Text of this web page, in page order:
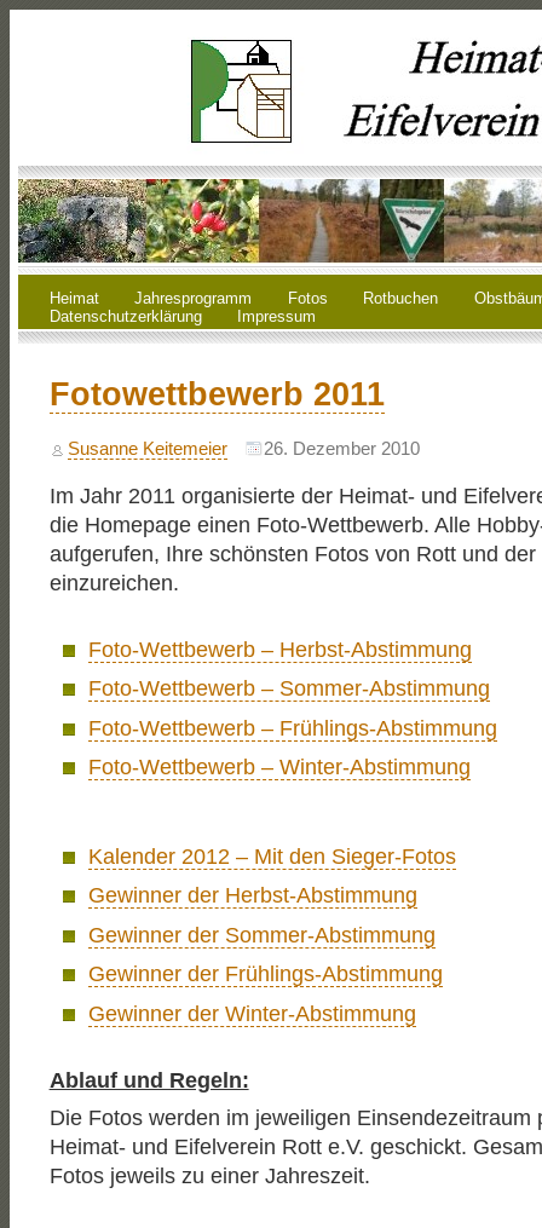
Heimat Jahresprogramm Fotos Rotbuchen
Datenschutzerklärung
Impressum
Fotowettbewerb 2011
Susanne Keitemeier 26. Dezember 2010
Im Jahr 2011 organisierte der Heimat- und
die Homepage einen Foto-Wettbewerb. Alle
aufgerufen, Ihre schönsten Fotos von Rott und
einzureichen.
Foto-Wettbewerb – Herbst-Abstimmung
Foto-Wettbewerb – Sommer-Abstimmung
Foto-Wettbewerb – Frühlings-Abstimmung
Foto-Wettbewerb – Winter-Abstimmung
Kalender 2012 – Mit den Sieger-Fotos
Gewinner der Herbst-Abstimmung
Gewinner der Sommer-Abstimmung
Gewinner der Frühlings-Abstimmung
Gewinner der Winter-Abstimmung
Ablauf und Regeln:
Die Fotos werden im jeweiligen Einsendezeitraum
Heimat- und Eifelverein Rott e.V. geschickt.
Fotos jeweils zu einer Jahreszeit.